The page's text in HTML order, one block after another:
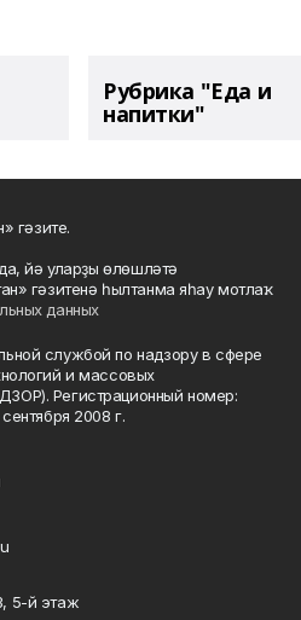
Рубрика "Еда и
напитки"
гәзите.
йә уларҙы өлөшләтә
гәзитенә һылтанма яһау мотлаҡ.
данных
службой по надзору в сфере
и массовых
Регистрационный номер:
2008 г.
5-й этаж